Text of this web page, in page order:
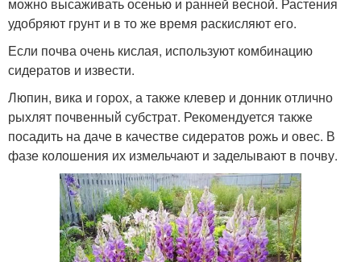
удобряют грунт и в то же время раскисляют его.
Если почва очень кислая, используют комбинацию
сидератов и извести.
Люпин, вика и горох, а также клевер и донник отлично
рыхлят почвенный субстрат. Рекомендуется также
посадить на даче в качестве сидератов рожь и овес. В
фазе колошения их измельчают и заделывают в почву.